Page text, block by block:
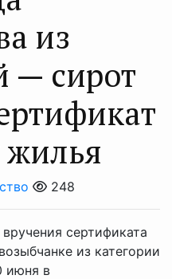
из
— сирот
248
сертификата
из категории
июня в